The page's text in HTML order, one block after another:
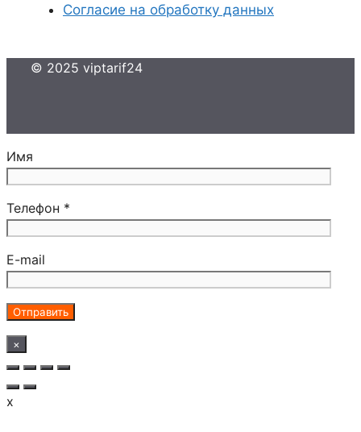
Согласие на обработку данных
© 2025 viptarif24
Имя
Телефон *
E-mail
×
x